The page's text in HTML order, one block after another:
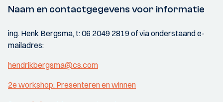
Naam en contactgegevens voor informatie
ing. Henk Bergsma, t: 06 2049 2819 of via onderstaand e-
mailadres:
hendrikbergsma@cs.com
2e workshop: Presenteren en winnen